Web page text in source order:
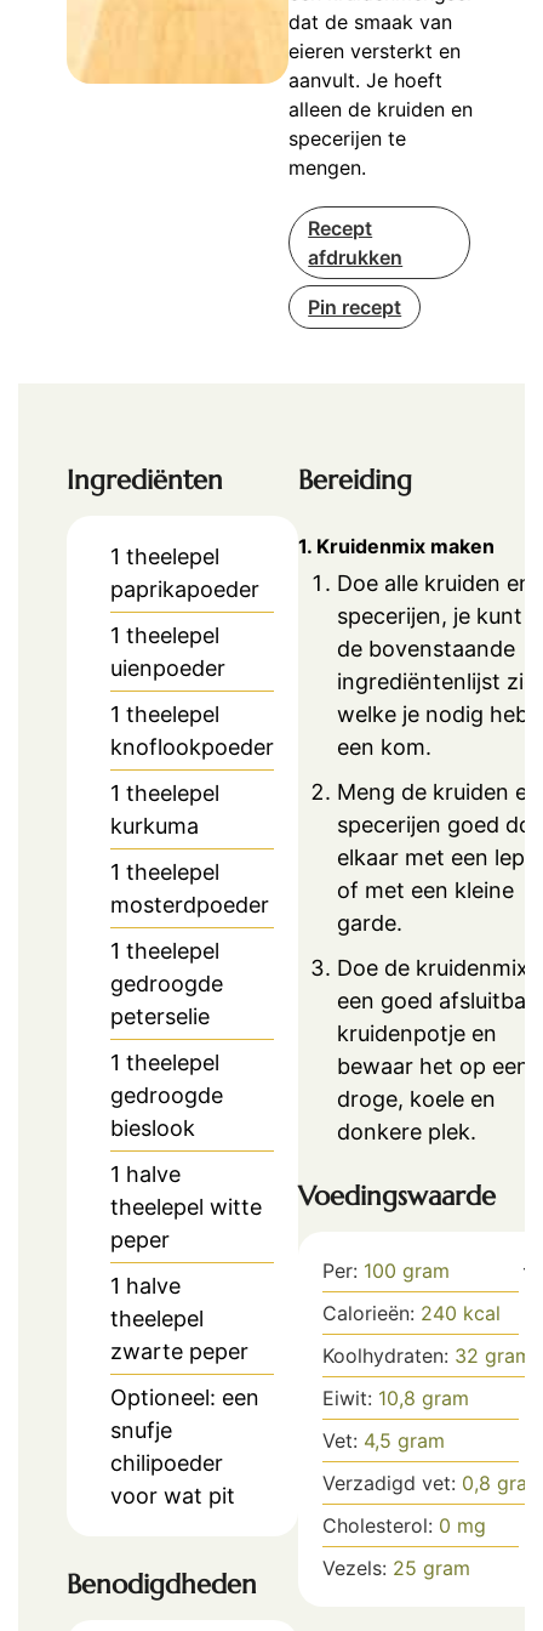
dat de smaak van
eieren versterkt en
aanvult. Je hoeft
alleen de kruiden en
specerijen te
mengen.
Recept
afdrukken
Pin recept
Ingrediënten
1 theelepel
paprikapoeder
1 theelepel
uienpoeder
1 theelepel
knoflookpoeder
1 theelepel
kurkuma
1 theelepel
mosterdpoeder
1 theelepel
gedroogde
peterselie
1 theelepel
gedroogde
bieslook
1 halve
theelepel witte
peper
1 halve
theelepel
zwarte peper
Optioneel: een
snufje
chilipoeder
voor wat pit
Benodigdheden
Bereiding
1. Kruidenmix maken
Doe alle kruiden en
specerijen, je kunt
de bovenstaande
ingrediëntenlijst
welke je nodig
een kom.
Meng de kruiden en
specerijen goed
elkaar met een lepel
of met een kleine
garde.
Doe de kruidenmix
een goed
kruidenpotje en
bewaar het op een
droge, koele en
donkere plek.
Voedingswaarde
Per: 100 gram
Calorieën: 240 kcal
Koolhydraten: 32 gram
Eiwit: 10,8 gram
Vet: 4,5 gram
Verzadigd vet: 0,8 gram
Cholesterol: 0 mg
Vezels: 25 gram